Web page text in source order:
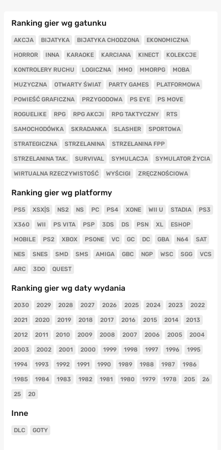
Ranking gier wg gatunku
AKCJA BIJATYKA BIJATYKA CHODZONA EKONOMICZNA
HORROR INNA KARAOKE KARCIANA KINECT KOLEKCJE
KONTROLERY RUCHU LOGICZNA MMO MMORPG MOBA
MUZYCZNA OTWARTY ŚWIAT PARTY GAMES PLATFORMOWA
POWIEŚĆ GRAFICZNA PRZYGODOWA PS EYE PS MOVE
ROGUELIKE RPG RPG AKCJI RPG TAKTYCZNY RTS
SAMOCHODÓWKA SKRADANKA SLASHER SPORTOWA
STRATEGICZNA STRZELANINA STRZELANINA FPP
STRZELANINA TAK. SURVIVAL SYMULACJA SYMULATOR ŻYCIA
WIRTUALNA RZECZYWISTOŚĆ WYŚCIGI ZRĘCZNOŚCIOWA
Ranking gier wg platformy
PS5 XSX|S NS2 NS PC PS4 XONE WII U STADIA PS3
X360 WII PS VITA PSP 3DS DS PSN XL ESHOP
MOBILE PS2 XBOX PSONE VC GC DC GBA N64 SAT
NES SNES SMD SMS AMIGA GBC NGP WSC SGG VCS
ARC 3DO QUEST
Ranking gier wg daty wydania
2030 2029 2028 2027 2026 2025 2024 2023 2022
2021 2020 2019 2018 2017 2016 2015 2014 2013
2012 2011 2010 2009 2008 2007 2006 2005 2004
2003 2002 2001 2000 1999 1998 1997 1996 1995
1994 1993 1992 1991 1990 1989 1988 1987 1986
1985 1984 1983 1982 1981 1980 1979 1978 205 26
25 20
Inne
DLC GOTY